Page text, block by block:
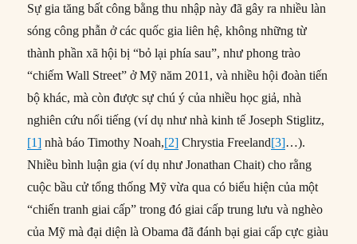
Sự gia tăng bất công bằng thu nhập này đã gây ra nhiều làn
sóng công phẫn ở các quốc gia liên hệ, không những từ
thành phần xã hội bị “bỏ lại phía sau”, như phong trào
“chiếm Wall Street” ở Mỹ năm 2011, và nhiều hội đoàn tiến
bộ khác, mà còn được sự chú ý của nhiều học giả, nhà
nghiên cứu nổi tiếng (ví dụ như nhà kinh tế Joseph Stiglitz,
[1] nhà báo Timothy Noah,[2] Chrystia Freeland[3]…).
Nhiều bình luận gia (ví dụ như Jonathan Chait) cho rằng
cuộc bầu cử tổng thống Mỹ vừa qua có biểu hiện của một
“chiến tranh giai cấp” trong đó giai cấp trung lưu và nghèo
của Mỹ mà đại diện là Obama đã đánh bại giai cấp cực giàu